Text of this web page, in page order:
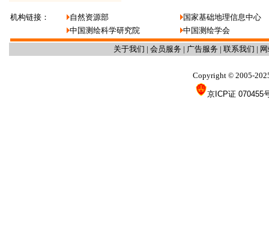
机构链接： 自然资源部
国家基础地理信息中心
中国测绘科学研究院
中国测绘学会
关于我们 | 会员服务 | 广告服务 | 联系我们 |
Copyright © 2005-
京ICP证 070455